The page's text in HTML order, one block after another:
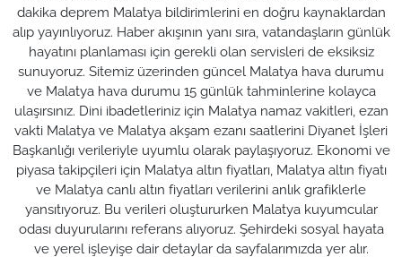
dakika deprem Malatya bildirimlerini en doğru kaynaklardan
alıp yayınlıyoruz. Haber akışının yanı sıra, vatandaşların günlük
hayatını planlaması için gerekli olan servisleri de eksiksiz
sunuyoruz. Sitemiz üzerinden güncel Malatya hava durumu
ve Malatya hava durumu 15 günlük tahminlerine kolayca
ulaşırsınız. Dini ibadetleriniz için Malatya namaz vakitleri, ezan
vakti Malatya ve Malatya akşam ezanı saatlerini Diyanet İşleri
Başkanlığı verileriyle uyumlu olarak paylaşıyoruz. Ekonomi ve
piyasa takipçileri için Malatya altın fiyatları, Malatya altın fiyatı
ve Malatya canlı altın fiyatları verilerini anlık grafiklerle
yansıtıyoruz. Bu verileri oluştururken Malatya kuyumcular
odası duyurularını referans alıyoruz. Şehirdeki sosyal hayata
ve yerel işleyişe dair detaylar da sayfalarımızda yer alır.